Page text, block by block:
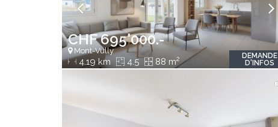
CHF 695'000.-
Mont-Vully
4.19 km 4.5 88 m2
DEMANDE
D'INFOS